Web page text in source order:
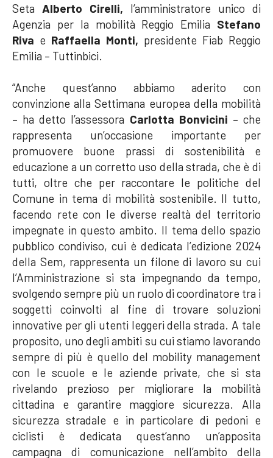
Seta Alberto Cirelli, l’amministratore unico di
Agenzia per la mobilità Reggio Emilia Stefano
Riva e Raffaella Monti, presidente Fiab Reggio
Emilia – Tuttinbici.
“Anche quest’anno abbiamo aderito con
convinzione alla Settimana europea della mobilità
– ha detto l’assessora Carlotta Bonvicini – che
rappresenta un’occasione importante per
promuovere buone prassi di sostenibilità e
educazione a un corretto uso della strada, che è di
tutti, oltre che per raccontare le politiche del
Comune in tema di mobilità sostenibile. Il tutto,
facendo rete con le diverse realtà del territorio
impegnate in questo ambito. Il tema dello spazio
pubblico condiviso, cui è dedicata l’edizione 2024
della Sem, rappresenta un filone di lavoro su cui
l’Amministrazione si sta impegnando da tempo,
svolgendo sempre più un ruolo di coordinatore tra i
soggetti coinvolti al fine di trovare soluzioni
innovative per gli utenti leggeri della strada. A tale
proposito, uno degli ambiti su cui stiamo lavorando
sempre di più è quello del mobility management
con le scuole e le aziende private, che si sta
rivelando prezioso per migliorare la mobilità
cittadina e garantire maggiore sicurezza. Alla
sicurezza stradale e in particolare di pedoni e
ciclisti è dedicata quest’anno un’apposita
campagna di comunicazione nell’ambito della